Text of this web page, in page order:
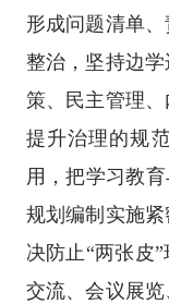
形成问题清单
整治，坚持边
策、民主管理
提升治理的规
用，把学习教
规划编制实施
决防止“两张皮
交流、会议展